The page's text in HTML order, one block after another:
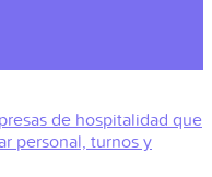
de hospitalidad que
personal, turnos y